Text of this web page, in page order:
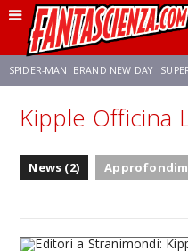
SPIDER-MAN: BRAND NEW DAY
FRANCO RICCIARDIELLO
Kipple Officina
News (2)